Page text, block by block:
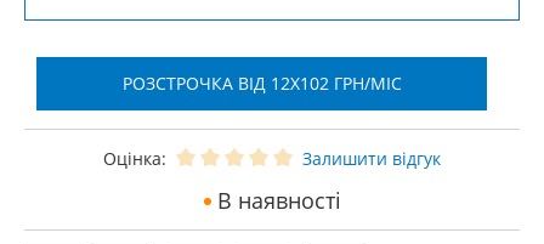
РОЗСТРОЧКА ВІД 12X102 ГРН/МІС
Оцінка: Залишити відгук
В наявності